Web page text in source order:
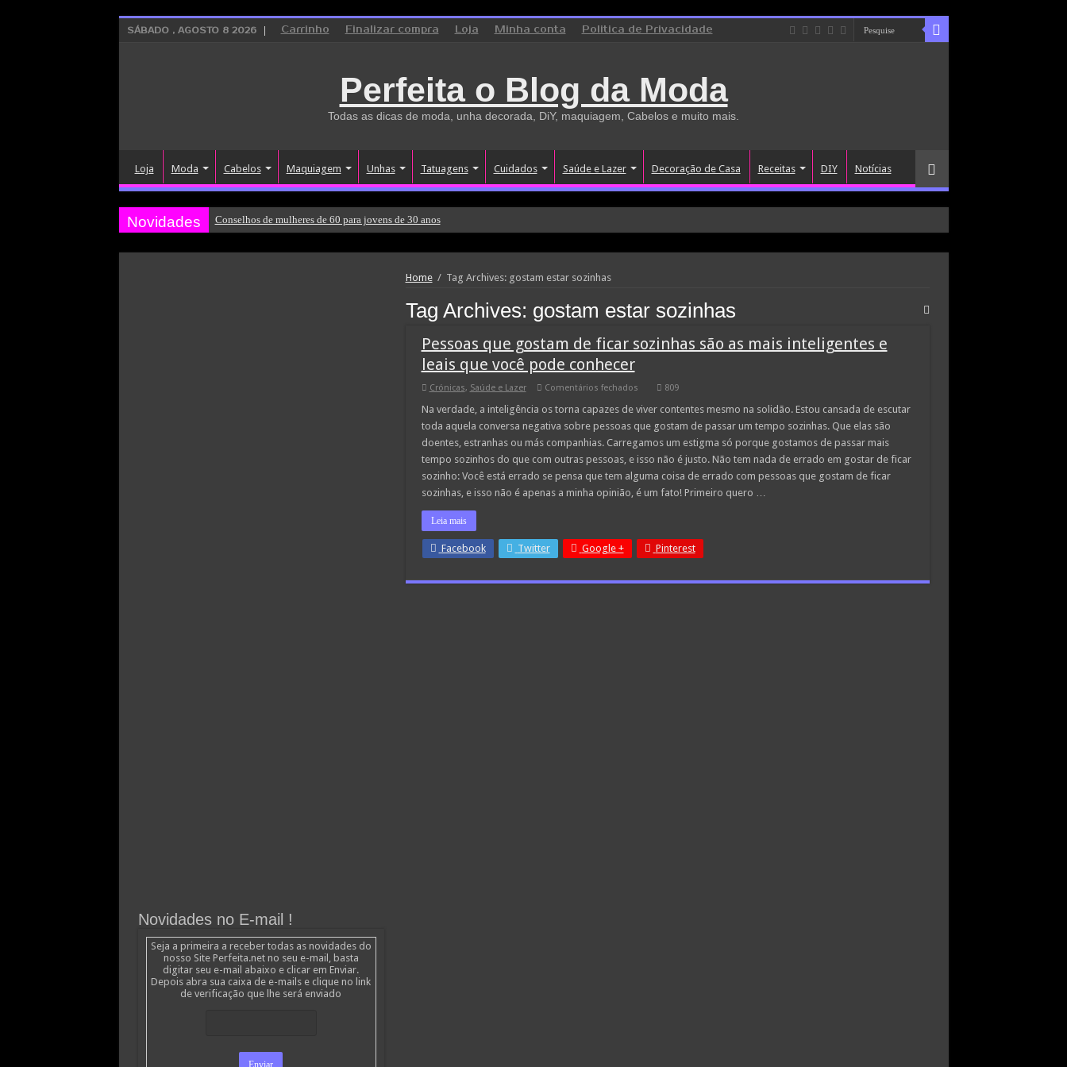
SÁBADO , AGOSTO 8 2026 Carrinho Finalizar compra Loja Minha conta Politica de Privacidade
Perfeita o Blog da Moda
Todas as dicas de moda, unha decorada, DiY, maquiagem, Cabelos e muito mais.
Loja Moda Cabelos Maquiagem Unhas Tatuagens Cuidados Saúde e Lazer Decoração de Casa Receitas DIY Notícias
Novidades Conselhos de mulheres de 60 para jovens de 30 anos
Home / Tag Archives: gostam estar sozinhas
Tag Archives: gostam estar sozinhas
Pessoas que gostam de ficar sozinhas são as mais inteligentes e
leais que você pode conhecer
Crónicas, Saúde e Lazer Comentários fechadosem
que
de
ficar
sozinhas
são
mais
inteligentes
pode
conhecer
809
Na verdade, a inteligência os torna capazes de viver contentes mesmo na solidão. Estou cansada de escutar
toda aquela conversa negativa sobre pessoas que gostam de passar um tempo sozinhas. Que elas são
doentes, estranhas ou más companhias. Carregamos um estigma só porque gostamos de passar mais
tempo sozinhos do que com outras pessoas, e isso não é justo. Não tem nada de errado em gostar de ficar
sozinho: Você está errado se pensa que tem alguma coisa de errado com pessoas que gostam de ficar
sozinhas, e isso não é apenas a minha opinião, é um fato! Primeiro quero …
Leia mais
Facebook Twitter Google + Pinterest
Novidades no E-mail !
Seja a primeira a receber todas as novidades do
nosso Site Perfeita.net no seu e-mail, basta
digitar seu e-mail abaixo e clicar em Enviar.
Depois abra sua caixa de e-mails e clique no link
de verificação que lhe será enviado